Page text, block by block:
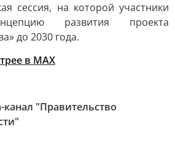
сессия, на которой участники
развития проекта
до 2030 года.
в MAX
канал "Правительство